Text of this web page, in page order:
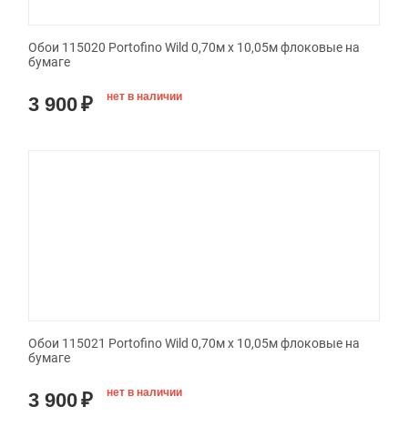
Обои 115020 Portofino Wild 0,70м x 10,05м флоковые на
бумаге
3 900₽ нет в наличии
Обои 115021 Portofino Wild 0,70м x 10,05м флоковые на
бумаге
3 900₽ нет в наличии